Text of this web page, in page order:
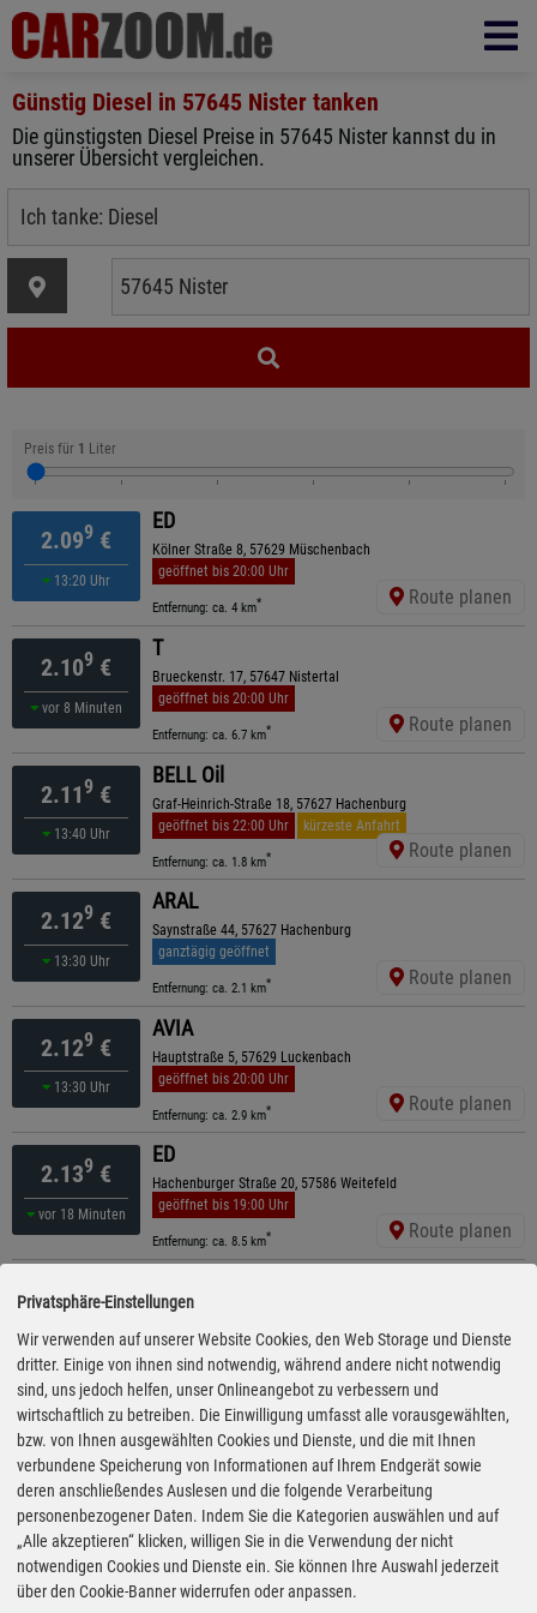
Günstig Diesel in 57645 Nister tanken
Die günstigsten Diesel Preise in 57645 Nister kannst du in
unserer Übersicht vergleichen.
Preis für 1 Liter
2.099 €
13:20 Uhr
ED
Kölner Straße 8, 57629 Müschenbach
geöffnet bis 20:00 Uhr
Entfernung: ca. 4 km* Route planen
2.109 €
vor 8 Minuten
T
Brueckenstr. 17, 57647 Nistertal
geöffnet bis 20:00 Uhr
Entfernung: ca. 6.7 km* Route planen
2.119 €
13:40 Uhr
BELL Oil
Graf-Heinrich-Straße 18, 57627 Hachenburg
geöffnet bis 22:00 Uhr
kürzeste Anfahrt
Entfernung: ca. 1.8 km* Route planen
2.129 €
13:30 Uhr
ARAL
Saynstraße 44, 57627 Hachenburg
ganztägig geöffnet
Entfernung: ca. 2.1 km* Route planen
2.129 €
13:30 Uhr
AVIA
Hauptstraße 5, 57629 Luckenbach
geöffnet bis 20:00 Uhr
Entfernung: ca. 2.9 km* Route planen
2.139 €
vor 18 Minuten
ED
Hachenburger Straße 20, 57586 Weitefeld
geöffnet bis 19:00 Uhr
Entfernung: ca. 8.5 km* Route planen
2.139€
vor 18 Minuten
Hachenburger Straße 10, 57520 Friedewald
geöffnet bis 20:00 Uhr
Entfernung: ca. 9.4 km* Route planen
2.149€
vor 28 Minuten
ARAL
Nordstraße 2, 57578 Elkenroth
geöffnet bis 22:00 Uhr
Entfernung: ca. 7.3 km * Route planen
2.159€
vor 8 Minuten
ARAL
Langenbacher Straße 18, 56470 Bad Marienberg
geöffnet bis 22:00 Uhr
Privatsphäre-Einstellungen
Wir verwenden auf unserer Website Cookies, den Web Storage und Dienste
dritter. Einige von ihnen sind notwendig, während andere nicht notwendig
sind, uns jedoch helfen, unser Onlineangebot zu verbessern und
wirtschaftlich zu betreiben. Die Einwilligung umfasst alle vorausgewählten,
bzw. von Ihnen ausgewählten Cookies und Dienste, und die mit Ihnen
verbundene Speicherung von Informationen auf Ihrem Endgerät sowie
deren anschließendes Auslesen und die folgende Verarbeitung
personenbezogener Daten. Indem Sie die Kategorien auswählen und auf
„Alle akzeptieren“ klicken, willigen Sie in die Verwendung der nicht
notwendigen Cookies und Dienste ein. Sie können Ihre Auswahl jederzeit
über den Cookie-Banner widerrufen oder anpassen.